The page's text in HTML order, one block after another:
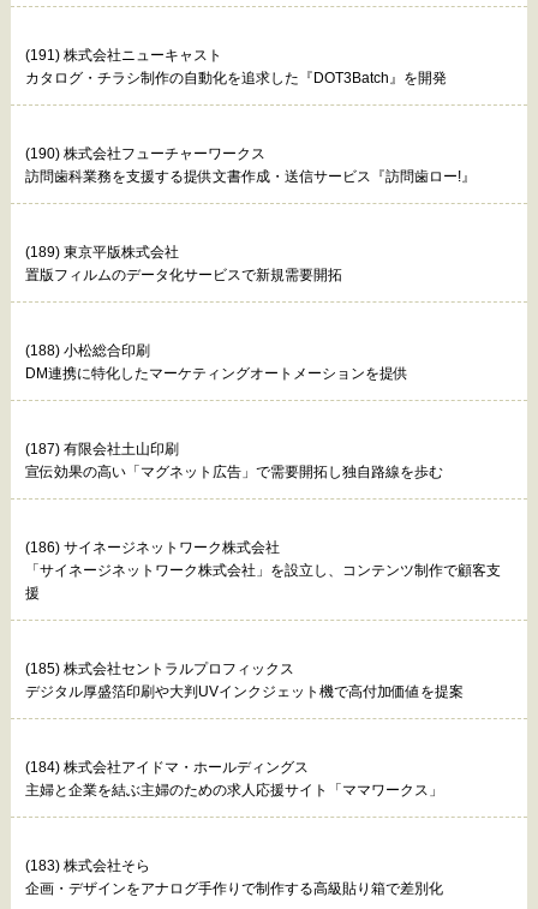
(191) 株式会社ニューキャスト
カタログ・チラシ制作の自動化を追求した『DOT3Batch』を開発
(190) 株式会社フューチャーワークス
訪問歯科業務を支援する提供文書作成・送信サービス『訪問歯ロー!』
(189) 東京平版株式会社
置版フィルムのデータ化サービスで新規需要開拓
(188) 小松総合印刷
DM連携に特化したマーケティングオートメーションを提供
(187) 有限会社土山印刷
宣伝効果の高い「マグネット広告」で需要開拓し独自路線を歩む
(186) サイネージネットワーク株式会社
「サイネージネットワーク株式会社」を設立し、コンテンツ制作で顧客支
援
(185) 株式会社セントラルプロフィックス
デジタル厚盛箔印刷や大判UVインクジェット機で高付加価値を提案
(184) 株式会社アイドマ・ホールディングス
主婦と企業を結ぶ主婦のための求人応援サイト「ママワークス」
(183) 株式会社そら
企画・デザインをアナログ手作りで制作する高級貼り箱で差別化